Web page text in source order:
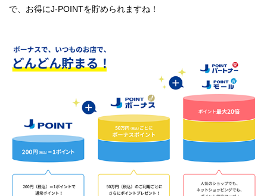
で、お得にJ-POINTを貯められますね！